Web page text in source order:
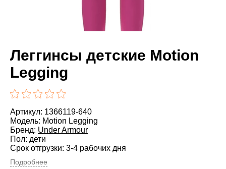
Леггинсы детские Motion
Legging
Артикул: 1366119-640
Модель: Motion Legging
Бренд: Under Armour
Пол: дети
Срок отгрузки: 3-4 рабочих дня
Подробнее